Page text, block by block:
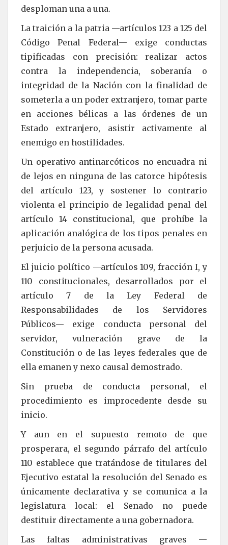
desploman una a una.
La traición a la patria —artículos 123 a 125 del
Código Penal Federal— exige conductas
tipificadas con precisión: realizar actos
contra la independencia, soberanía o
integridad de la Nación con la finalidad de
someterla a un poder extranjero, tomar parte
en acciones bélicas a las órdenes de un
Estado extranjero, asistir activamente al
enemigo en hostilidades.
Un operativo antinarcóticos no encuadra ni
de lejos en ninguna de las catorce hipótesis
del artículo 123, y sostener lo contrario
violenta el principio de legalidad penal del
artículo 14 constitucional, que prohíbe la
aplicación analógica de los tipos penales en
perjuicio de la persona acusada.
El juicio político —artículos 109, fracción I, y
110 constitucionales, desarrollados por el
artículo 7 de la Ley Federal de
Responsabilidades de los Servidores
Públicos— exige conducta personal del
servidor, vulneración grave de la
Constitución o de las leyes federales que de
ella emanen y nexo causal demostrado.
Sin prueba de conducta personal, el
procedimiento es improcedente desde su
inicio.
Y aun en el supuesto remoto de que
prosperara, el segundo párrafo del artículo
110 establece que tratándose de titulares del
Ejecutivo estatal la resolución del Senado es
únicamente declarativa y se comunica a la
legislatura local: el Senado no puede
destituir directamente a una gobernadora.
Las faltas administrativas graves —